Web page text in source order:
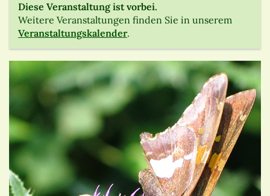
Diese Veranstaltung ist vorbei.
Weitere Veranstaltungen finden Sie in unserem
Veranstaltungskalender.